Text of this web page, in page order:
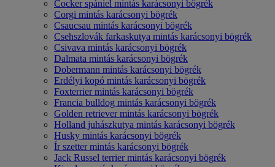
Cocker spániel mintás karácsonyi bögrék
Corgi mintás karácsonyi bögrék
Csaucsau mintás karácsonyi bögrék
Csehszlovák farkaskutya mintás karácsonyi bögrék
Csivava mintás karácsonyi bögrék
Dalmata mintás karácsonyi bögrék
Dobermann mintás karácsonyi bögrék
Erdélyi kopó mintás karácsonyi bögrék
Foxterrier mintás karácsonyi bögrék
Francia bulldog mintás karácsonyi bögrék
Golden retriever mintás karácsonyi bögrék
Holland juhászkutya mintás karácsonyi bögrék
Husky mintás karácsonyi bögrék
Ír szetter mintás karácsonyi bögrék
Jack Russel terrier mintás karácsonyi bögrék